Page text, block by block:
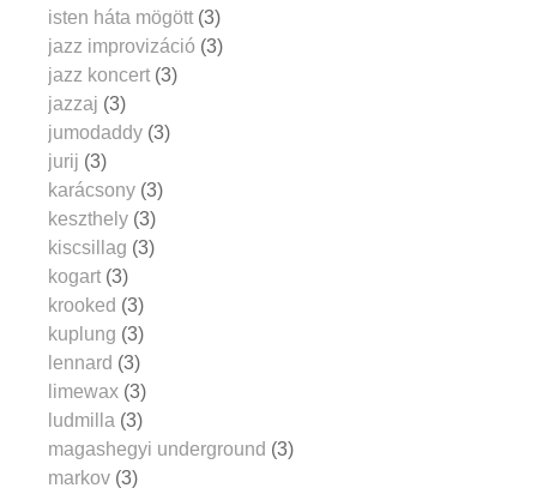
isten háta mögött (3)
jazz improvizáció (3)
jazz koncert (3)
jazzaj (3)
jumodaddy (3)
jurij (3)
karácsony (3)
keszthely (3)
kiscsillag (3)
kogart (3)
krooked (3)
kuplung (3)
lennard (3)
limewax (3)
ludmilla (3)
magashegyi underground (3)
markov (3)